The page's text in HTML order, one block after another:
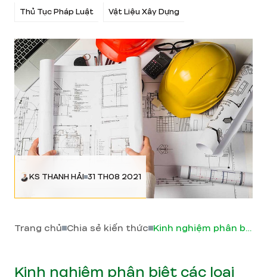
Thủ Tục Pháp Luật Vật Liệu Xây Dựng
KS THANH HẢI 31 TH08 2021
Trang chủ Chia sẻ kiến thức Kinh nghiệm phân biệt các loại móng nhà bạn không nên bỏ qua
Kinh nghiệm phân biệt các loại